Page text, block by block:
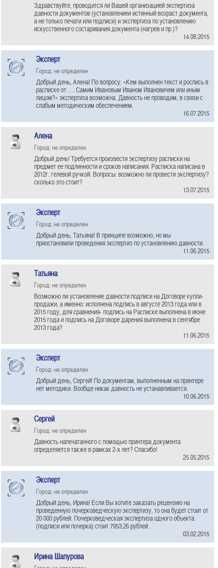
Здравствуйте, проводится ли Вашей организацией экспертиза
давности документов (установлениеи истинный возраст документа,
а не только печати или подписи) и экспертиза по установлению
искусственного состаривания документа (нагрев и пр.)?
14.08.2015
Эксперт
Город: не определен
Добрый день, Алена! По вопросу: «Кем выполнен текст и роспись в
расписке от …. Самим Ивановым Иваном Ивановичем или иным
лицом?» экспертиза возможна. Давность не проводим, в связи с
слабым методическим обеспечением.
16.07.2015
Алена
Город: не определен
Добрый день! Требуется произвести экспертизу расписки на
предмет ее подлинности и сроков написания. Расписка написана в
2012г. гелевой ручкой. Вопросы: возможно ли провести экспертизу?
сколько это стоит?
13.07.2015
Эксперт
Город: не определен
Добрый день, Татьяна! В принципе возможно, но мы
приостановили проведения экспертиз по установлению давности.
11.06.2015
Татьяна
Город: не определен
Возможно ли установление давности подписи на Договоре купли-
продажи, а именно: исполнена подпись в августе 2013 года или в
2015 году, для сравнения- подпись на Расписке выполнена в июне
2015 года и подпись на Договоре дарения выполнена в сентябре
2013 года?
11.06.2015
Эксперт
Город: не определен
Добрый день, Сергей! По документам, выполненным на принтере
нет методики. Вообще никак давность не устанавливается.
10.06.2015
Сергей
Город: не определен
Давность напечатанного с помощью принтера документа
определяется также в рамках 2-х лет? Спасибо!
25.05.2015
Эксперт
Город: не определен
Добрый день, Ирина! Если Вы хотите заказать рецензию на
проведенную почерковедческую экспертизу, то она будет стоит от
20 000 рублей. Почерковедческая экспертиза одного объекта
(подписи или почерка) стоит 7953,26 рублей.
03.02.2015
Ирина Шапурова